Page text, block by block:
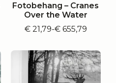
Fotobehang – Cranes
Over the Water
€21,79-€655,79
Prijsklasse:
tot
€ 655,79